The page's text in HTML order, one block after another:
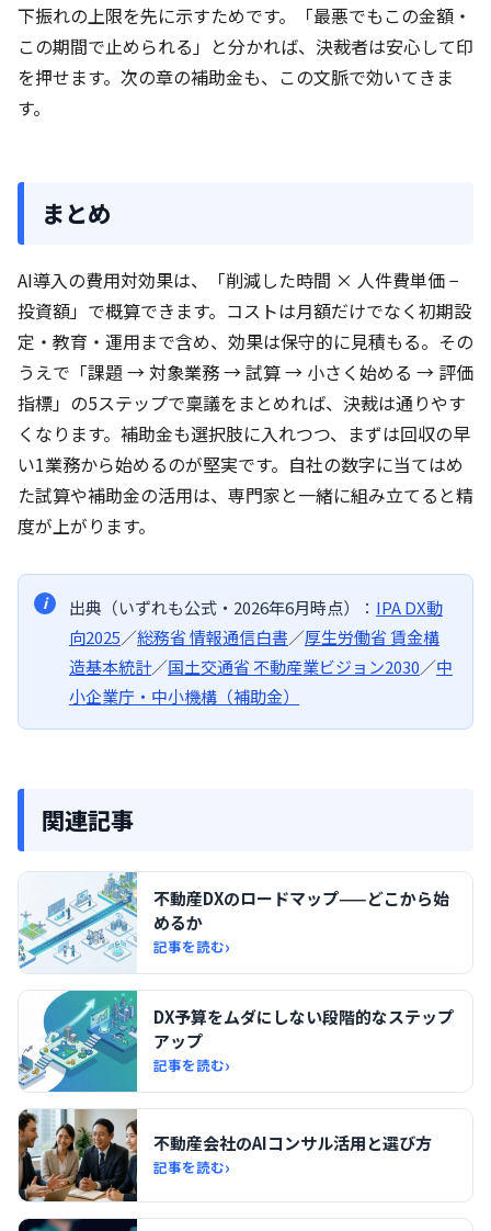
下振れの上限を先に示すためです。「最悪でもこの金額・
この期間で止められる」と分かれば、決裁者は安心して印
を押せます。次の章の補助金も、この文脈で効いてきま
す。
まとめ
AI導入の費用対効果は、「削減した時間 × 人件費単価 −
投資額」で概算できます。コストは月額だけでなく初期設
定・教育・運用まで含め、効果は保守的に見積もる。その
うえで「課題 → 対象業務 → 試算 → 小さく始める → 評価
指標」の5ステップで稟議をまとめれば、決裁は通りやす
くなります。補助金も選択肢に入れつつ、まずは回収の早
い1業務から始めるのが堅実です。自社の数字に当てはめ
た試算や補助金の活用は、専門家と一緒に組み立てると精
度が上がります。
出典（いずれも公式・2026年6月時点）： IPA DX動
向2025／総務省 情報通信白書／厚生労働省 賃金構
造基本統計／国土交通省 不動産業ビジョン2030／中
小企業庁・中小機構（補助金）
関連記事
不動産DXのロードマップ——どこから始
めるか
記事を読む›
DX予算をムダにしない段階的なステップ
アップ
記事を読む›
不動産会社のAIコンサル活用と選び方
記事を読む›